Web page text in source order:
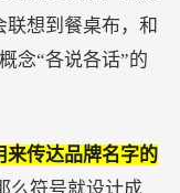
想到餐桌布，和
念“各说各话”的
来传达品牌名字的